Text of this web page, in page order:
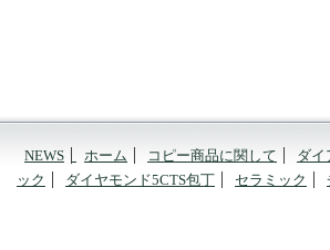
NEWS ホーム コピー商品に関して ダイ
ック
ダイヤモンド5CTS包丁 セラミック